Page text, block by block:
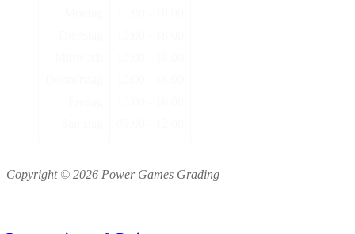
Copyright © 2026 Power Games Grading